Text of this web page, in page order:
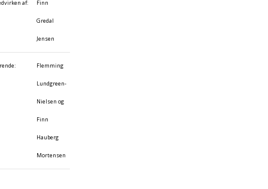
af: Finn
Gredal
Jensen
Flemming
Lundgreen-
Nielsen og
Finn
Hauberg
Mortensen